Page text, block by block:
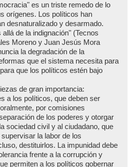
es un triste remedo de lo
orígenes. Los políticos han
desnaturalizado y desarmado.
de la indignación" (Tecnos
Moreno y Juan Jesús Mora
la degradación de la
que el sistema necesita para
que los políticos estén bajo
de gran importancia:
a los políticos, que deben ser
por comisiones
de los poderes y otorgar
sociedad civil y al ciudadano, que
la labor de los
destituirlos. La impunidad debe
frente a la corrupción y
permiten a los políticos gobernar